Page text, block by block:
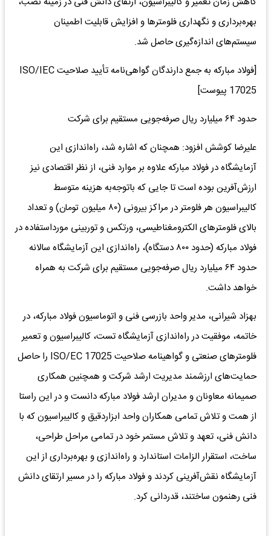
بهره‌برداری و نگهداری فلومترها و افزایش قابلیت اطمینان
سیستم‌های اندازه‌گیری حاصل شد.
[فولاد مبارکه به جمع دارندگان گواهی‌نامه تأیید صلاحیت ISO/IEC
17025 پیوست]
حدود ۶۴ میلیارد ریال صرفه‌جویی مستقیم برای شرکت
علیرضا کوشش افزود: همچنان که اشاره شد، راه‌اندازی این
آزمایشگاه در فولاد مبارکه علاوه بر موارد فنی، از نظر اقتصادی نیز
ارزش‌آفرین بوده است تا جایی که باتوجه‌به هزینه متوسط
کالیبراسیون هر فلومتر در مراکز بیرونی (۸۰ میلیون تومان) و تعداد
بالای فلومترهای الکترومغناطیسی، ورتکس و توربینی مورداستفاده در
فولاد مبارکه (حدود ۸۰۰ دستگاه)، راه‌اندازی این آزمایشگاه سالانه
حدود ۶۴ میلیارد ریال صرفه‌جویی مستقیم برای شرکت به همراه
خواهد داشت.
بهزاد شیرانی، مدیر واحد بازرسی فنی و اتوماسیون فولاد مبارکه، در
خاتمه، موفقیت در راه‌اندازی آزمایشگاه تست، کالیبراسیون و تعمیر
فلومترهای صنعتی و گواهینامه صلاحیت ISO/EC 17025 را حاصل
حمایت‌های ارزشمند مدیریت ارشد شرکت و همچنین همکاری
صمیمانه معاونان و مدیران ارشد فولاد مبارکه دانست و در این راستا
از همت و تلاش تمامی همکاران واحد ابزاردقیق و کالیبراسیون که با
دانش فنی، تعهد و تلاش مستمر خود در تمامی مراحل طراحی،
ساخت، استقرار الزامات استاندارد و راه‌اندازی و بهره‌برداری از این
آزمایشگاه نقش‌آفرینی کردند و فولاد مبارکه را در مسیر ارتقای دانش
فنی رهنمون ساختند، قدردانی کرد.